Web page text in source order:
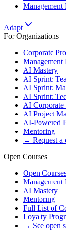
Management
Adapt
For Organizations
Corporate
Management
AI Mastery
AI Sprint:
AI Sprint:
AI Sprint:
AI Corporate
AI Project
AI-Powered
Mentoring
→ Request a
Open Courses
Open
Management
AI Mastery
Mentoring
Full List of
Loyalty
→ See open